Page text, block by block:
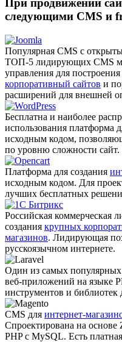
При продвижении
следующими CMS и
Популярная CMS с
ТОП-5 лидирующих CMS
управления для
корпоративный сайтов и
расширений для внешней
Бесплатна и наиболее
использования платформа
исходным кодом,
по уровню сложности сайт.
Платформа для создания
исходным кодом. Для
лучших бесплатных
Российская коммерческая
создания крупных
магазинов. Лидирующая
русскоязычном интернете.
Один из самых
веб-приложений на языке
инструментов и библиотек
CMS для интернет-
Спроектирована на основе
PHP с MySQL. Есть